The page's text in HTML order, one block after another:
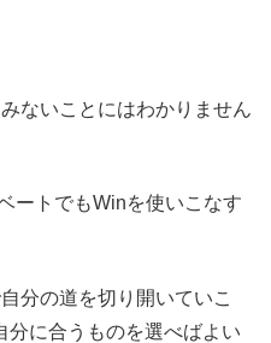
ないことにはわかりません
ートでもWinを使いこなす
分の道を切り開いていこ
分に合うものを選べばよい